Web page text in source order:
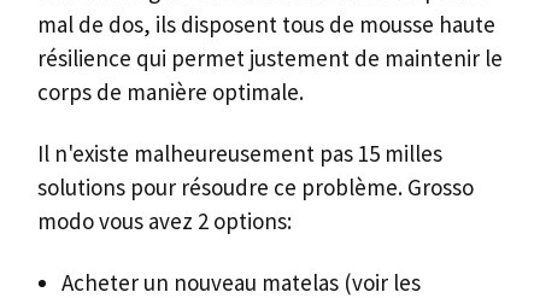
mal de dos, ils disposent tous de mousse haute
résilience qui permet justement de maintenir le
corps de manière optimale.
Il n'existe malheureusement pas 15 milles
solutions pour résoudre ce problème. Grosso
modo vous avez 2 options:
Acheter un nouveau matelas (voir les